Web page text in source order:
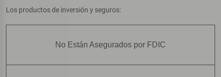
Los productos de inversión y seguros:
No Están Asegurados por FDIC